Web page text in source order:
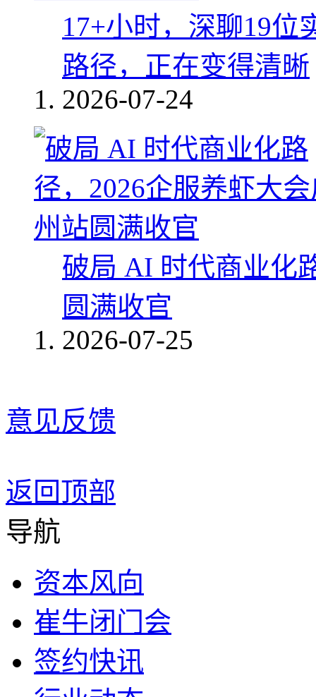
17+小时，深聊19位
路径，正在变得清晰
2026-07-24
破局 AI 时代商业化
圆满收官
2026-07-25
意见反馈
返回顶部
导航
资本风向
崔牛闭门会
签约快讯